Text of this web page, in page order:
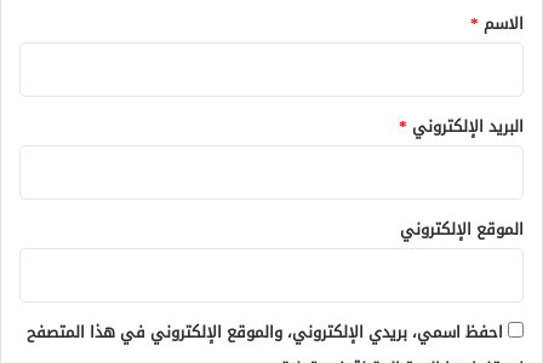
*
الاسم *
البريد الإلكتروني *
الموقع الإلكتروني
احفظ اسمي، بريدي الإلكتروني، والموقع الإلكتروني في هذا المتصفح